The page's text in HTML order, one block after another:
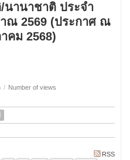
นานาชาติ ประจำ
ณ 2569 (ประกาศ ณ
คม 2568)
/ Number of views
RSS